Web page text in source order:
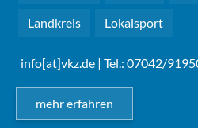
Landkreis Lokalsport
info[at]vkz.de | Tel.: 07042/
mehr erfahren